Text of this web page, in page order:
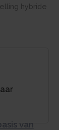
hybride
van